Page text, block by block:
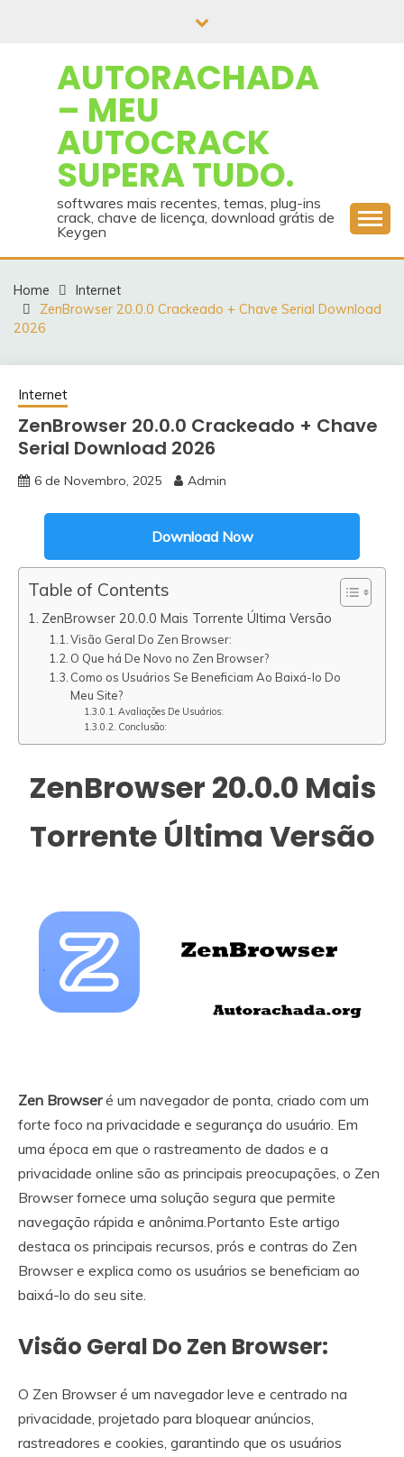
AUTORACHADA
– MEU
AUTOCRACK
SUPERA TUDO.
softwares mais recentes, temas, plug-ins
crack, chave de licença, download grátis de
Keygen
Home
Internet
ZenBrowser 20.0.0 Crackeado + Chave Serial Download
2026
Internet
ZenBrowser 20.0.0 Crackeado + Chave
Serial Download 2026
6 de Novembro, 2025 Admin
Download Now
Table of Contents
ZenBrowser 20.0.0 Mais Torrente Última Versão
Visão Geral Do Zen Browser:
O Que há De Novo no Zen Browser?
Como os Usuários Se Beneficiam Ao Baixá-lo Do
Meu Site?
Avaliações De Usuários:
Conclusão:
ZenBrowser 20.0.0 Mais
Torrente Última Versão
Zen Browseré um navegador de ponta, criado com um
forte foco na privacidade e segurança do usuário. Em
uma época em que o rastreamento de dados e a
privacidade online são as principais preocupações, o Zen
Browser fornece uma solução segura que permite
navegação rápida e anônima.Portanto Este artigo
destaca os principais recursos, prós e contras do Zen
Browser e explica como os usuários se beneficiam ao
baixá-lo do seu site.
Visão Geral Do Zen Browser:
O Zen Browser é um navegador leve e centrado na
privacidade, projetado para bloquear anúncios,
rastreadores e cookies, garantindo que os usuários